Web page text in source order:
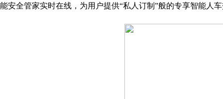
能安全管家实时在线，为用户提供“私人订制”般的专享智能人